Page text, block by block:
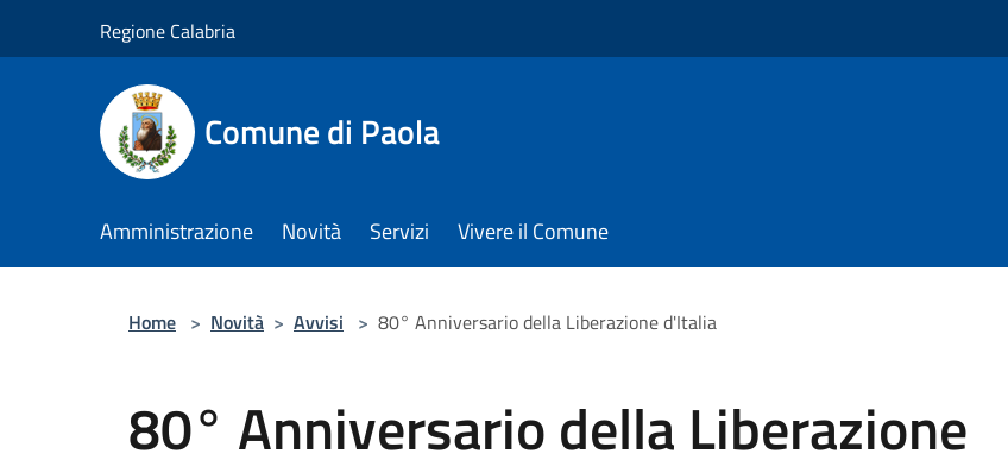
Regione Calabria
Comune di Paola
Amministrazione Novità Servizi Vivere il Comune
Home > Novità > Avvisi > 80° Anniversario della Liberazione d'Italia
80° Anniversario della Liberazione